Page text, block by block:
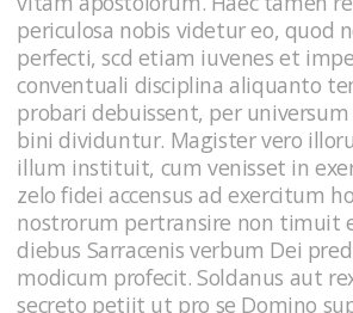
periculosa nobis videtur eo, quod
perfecti, scd etiam iuvenes et
conventuali disciplina aliquanto
probari debuissent, per
bini dividuntur. Magister vero
illum instituit, cum venisset in
zelo fidei accensus ad exercitum
nostrorum pertransire non timuit
diebus Sarracenis verbum Dei
modicum profecit. Soldanus aut
secreto petiit ut pro se Domino